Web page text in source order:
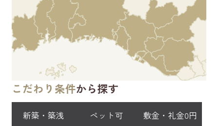
こだわり条件から探す
新築・築浅 ペット可 敷金・礼金0円